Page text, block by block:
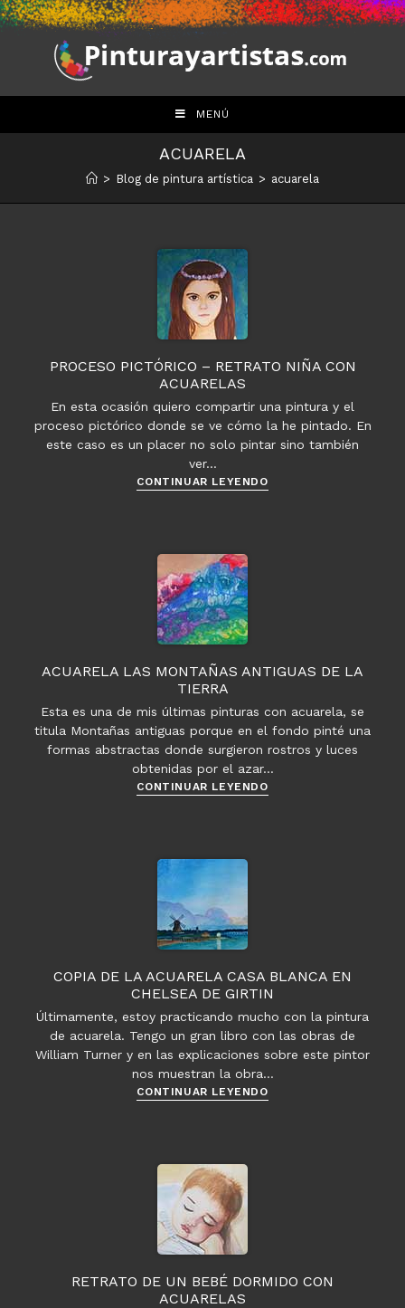
Saltar
al
contenido
MENÚ
ACUARELA
> Blog de pintura artística > acuarela
PROCESO PICTÓRICO – RETRATO NIÑA CON
ACUARELAS
En esta ocasión quiero compartir una pintura y el
proceso pictórico donde se ve cómo la he pintado. En
este caso es un placer no solo pintar sino también
ver…
CONTINUAR LEYENDOProceso
ACUARELA LAS MONTAÑAS ANTIGUAS DE LA
TIERRA
Esta es una de mis últimas pinturas con acuarela, se
titula Montañas antiguas porque en el fondo pinté una
formas abstractas donde surgieron rostros y luces
obtenidas por el azar…
CONTINUAR LEYENDOAcuarela
COPIA DE LA ACUARELA CASA BLANCA EN
CHELSEA DE GIRTIN
Últimamente, estoy practicando mucho con la pintura
de acuarela. Tengo un gran libro con las obras de
William Turner y en las explicaciones sobre este pintor
nos muestran la obra…
CONTINUAR LEYENDOCopia
RETRATO DE UN BEBÉ DORMIDO CON
ACUARELAS